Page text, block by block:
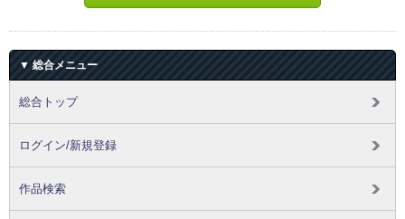
▼ 総合メニュー
総合トップ
ログイン/新規登録
作品検索